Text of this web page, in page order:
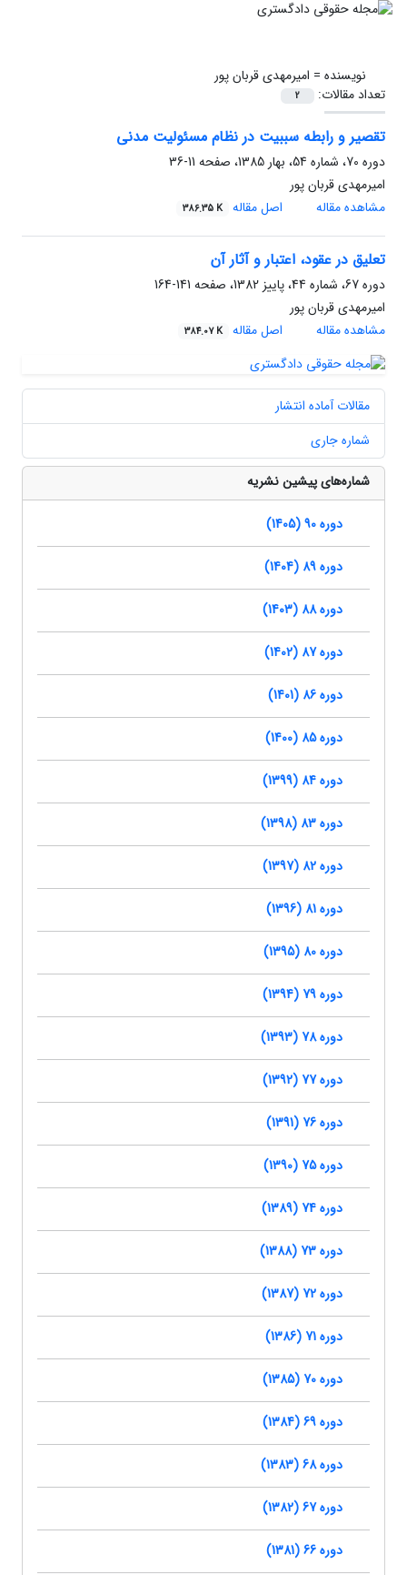
نویسنده = امیرمهدی قربان پور
تعداد مقالات:
2
تقصیر و رابطه سببیت در نظام مسئولیت مدنی
دوره 70، شماره 54، بهار 1385، صفحه
11-36
امیرمهدی قربان پور
مشاهده مقاله
اصل مقاله 386.35 K
تعلیق در عقود، اعتبار و آثار آن
دوره 67، شماره 44، پاییز 1382، صفحه
141-164
امیرمهدی قربان پور
مشاهده مقاله
اصل مقاله 384.07 K
مقالات آماده انتشار
شماره جاری
شماره‌های پیشین نشریه
دوره 90 (1405)
دوره 89 (1404)
دوره 88 (1403)
دوره 87 (1402)
دوره 86 (1401)
دوره 85 (1400)
دوره 84 (1399)
دوره 83 (1398)
دوره 82 (1397)
دوره 81 (1396)
دوره 80 (1395)
دوره 79 (1394)
دوره 78 (1393)
دوره 77 (1392)
دوره 76 (1391)
دوره 75 (1390)
دوره 74 (1389)
دوره 73 (1388)
دوره 72 (1387)
دوره 71 (1386)
دوره 70 (1385)
دوره 69 (1384)
دوره 68 (1383)
دوره 67 (1382)
دوره 66 (1381)